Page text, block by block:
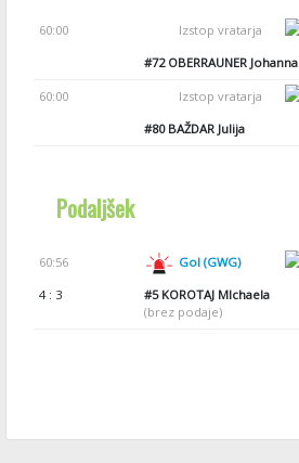
60:00 Izstop vratarja
#72OBERRAUNER Johanna
60:00 Izstop vratarja
#80BAŽDAR Julija
Podaljšek
60:56 Gol (GWG)
4 : 3
#5KOROTAJ MIchaela
(brez podaje)